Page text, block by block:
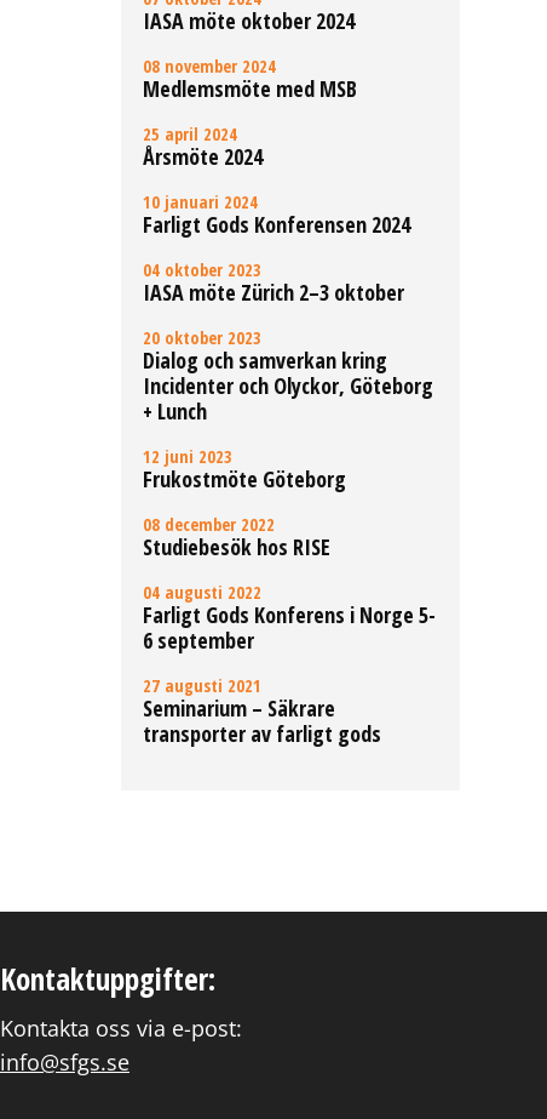
IASA möte oktober 2024
08 november 2024
Medlemsmöte med MSB
25 april 2024
Årsmöte 2024
10 januari 2024
Farligt Gods Konferensen 2024
04 oktober 2023
IASA möte Zürich 2–3 oktober
20 oktober 2023
Dialog och samverkan kring
Incidenter och Olyckor, Göteborg
+ Lunch
12 juni 2023
Frukostmöte Göteborg
08 december 2022
Studiebesök hos RISE
04 augusti 2022
Farligt Gods Konferens i Norge 5-
6 september
27 augusti 2021
Seminarium – Säkrare
transporter av farligt gods
Kontaktuppgifter:
Kontakta oss via e-post:
info@sfgs.se